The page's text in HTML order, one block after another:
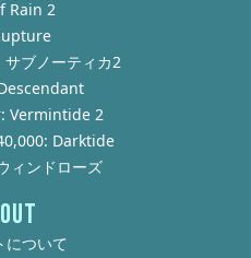
Rain 2
ブノーティカ2
Vermintide 2
Darktide
ィンドローズ
について